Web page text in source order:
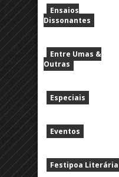
Ensaios
Dissonantes
Entre Umas &
Outras
Especiais
Eventos
Festipoa Literária